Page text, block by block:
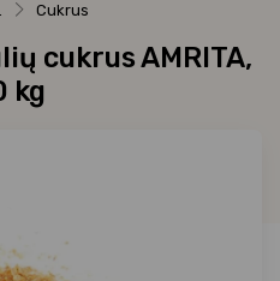
Cukrus
cukrus AMRITA,
kg